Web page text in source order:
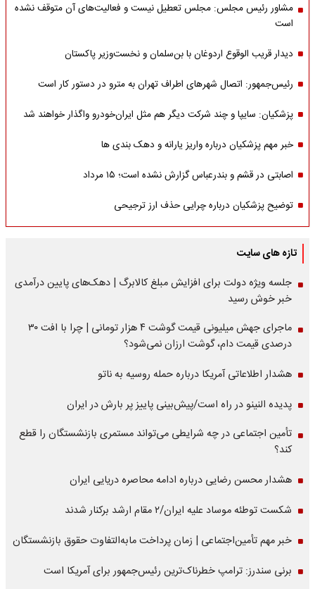
مشاور رئیس مجلس: مجلس تعطیل نیست و فعالیت‌های آن متوقف نشده
است
دیدار قریب الوقوع اردوغان با بن‌سلمان و نخست‌وزیر پاکستان
رئیس‌جمهور: اتصال شهرهای اطراف تهران به مترو در دستور کار است
پزشکیان: سایپا و چند شرکت دیگر هم مثل ایران‌خودرو واگذار خواهند شد
خبر مهم پزشکیان درباره واریز یارانه و دهک بندی ها
اصابتی در قشم و بندرعباس گزارش نشده است؛ ۱۵ مرداد
توضیح پزشکیان درباره چرایی حذف ارز ترجیحی
تازه های سایت
جلسه ویژه دولت برای افزایش مبلغ کالابرگ | دهک‌های پایین درآمدی
خبر خوش رسید
ماجرای جهش میلیونی قیمت گوشت ۴ هزار تومانی | چرا با افت ۳۰
درصدی قیمت دام، گوشت ارزان نمی‌شود؟
هشدار اطلاعاتی آمریکا درباره حمله روسیه به ناتو
پدیده النینو در راه است/پیش‌بینی پاییز پر بارش در ایران
تأمین اجتماعی در چه شرایطی می‌تواند مستمری بازنشستگان را قطع
کند؟
هشدار محسن رضایی درباره ادامه محاصره دریایی ایران
شکست توطئه موساد علیه ایران/۲ مقام‌ ارشد برکنار شدند
خبر مهم تأمین‌اجتماعی | زمان پرداخت مابه‌التفاوت حقوق بازنشستگان
برنی سندرز: ترامپ خطرناک‌ترین رئیس‌جمهور برای آمریکا است